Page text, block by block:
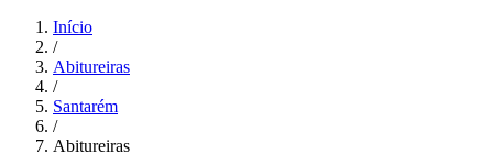
Início
/
Abitureiras
/
Santarém
/
Abitureiras